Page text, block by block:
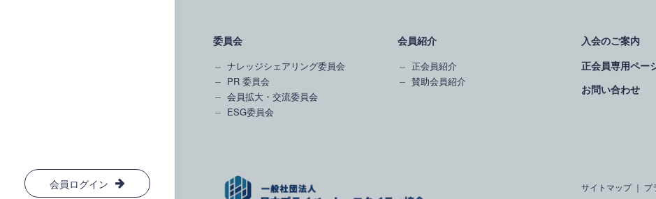
会員ログイン
委員会
ナレッジシェアリング委員会
PR 委員会
会員拡大・交流委員会
ESG委員会
会員紹介
正会員紹介
賛助会員紹介
入会のご案内
正会員専用ペー
お問い合わせ
サイトマップ｜ プ